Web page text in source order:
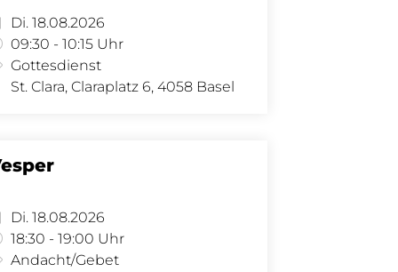
Di. 18.08.2026
09:30 - 10:15 Uhr
Gottesdienst
St. Clara, Claraplatz 6, 4058 Basel
Di. 18.08.2026
18:30 - 19:00 Uhr
Andacht/Gebet